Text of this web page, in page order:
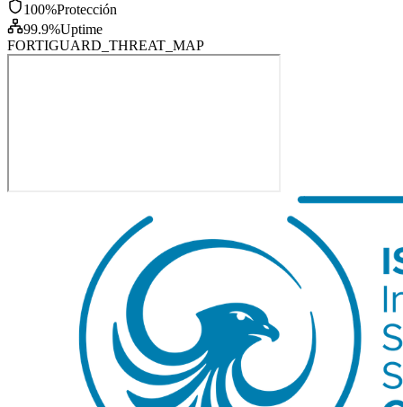
100%Protección
99.9%Uptime
FORTIGUARD_THREAT_MAP